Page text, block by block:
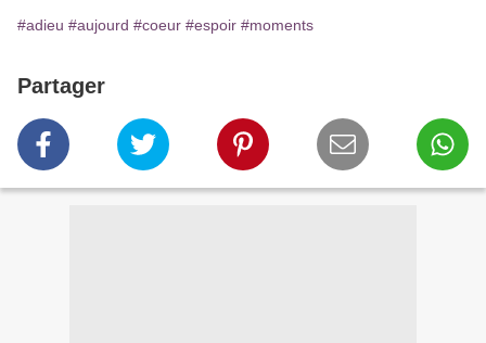
#adieu #aujourd #coeur #espoir #moments
Partager